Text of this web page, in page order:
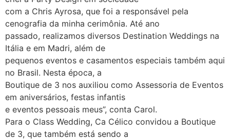
com a Chris Ayrosa, que foi a responsável pela
cenografia da minha cerimônia. Até ano
passado, realizamos diversos Destination Weddings na
Itália e em Madri, além de
pequenos eventos e casamentos especiais também aqui
no Brasil. Nesta época, a
Boutique de 3 nos auxiliou como Assessoria de Eventos
em aniversários, festas infantis
e eventos pessoais meus”, conta Carol.
Para o Class Wedding, Ca Célico convidou a Boutique
de 3, que também está sendo a